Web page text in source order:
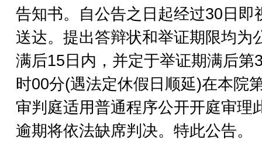
告知书。自公告之日起经过30日即
送达。提出答辩状和举证期限均为
满后15日内，并定于举证期满后第
时00分(遇法定休假日顺延)在本院
审判庭适用普通程序公开开庭审理
逾期将依法缺席判决。特此公告。